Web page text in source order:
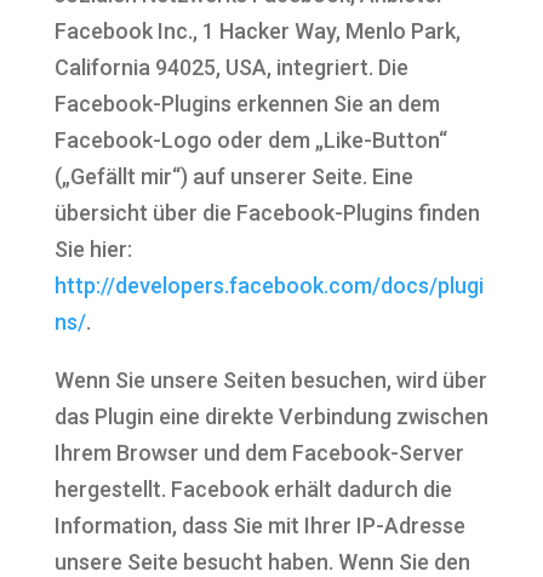
Facebook Inc., 1 Hacker Way, Menlo Park,
California 94025, USA, integriert. Die
Facebook-Plugins erkennen Sie an dem
Facebook-Logo oder dem „Like-Button“
(„Gefällt mir“) auf unserer Seite. Eine
übersicht über die Facebook-Plugins finden
Sie hier:
http://developers.facebook.com/docs/plugi
ns/.
Wenn Sie unsere Seiten besuchen, wird über
das Plugin eine direkte Verbindung zwischen
Ihrem Browser und dem Facebook-Server
hergestellt. Facebook erhält dadurch die
Information, dass Sie mit Ihrer IP-Adresse
unsere Seite besucht haben. Wenn Sie den